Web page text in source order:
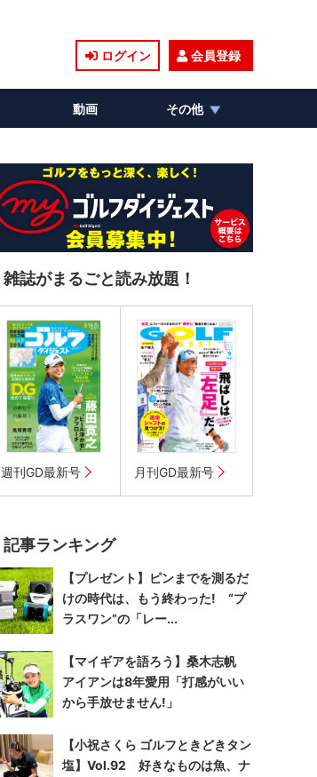
ログイン 会員登録
動画 その他
雑誌がまるごと読み放題！
週刊GD最新号 月刊GD最新号
記事ランキング
【プレゼント】ピンまでを測るだ
けの時代は、もう終わった! “プ
ラスワン”の「レー...
【マイギアを語ろう】桑木志帆
アイアンは8年愛用「打感がいい
から手放せません!」
【小祝さくら ゴルフときどきタン
塩】Vol.92 好きなものは魚、ナ